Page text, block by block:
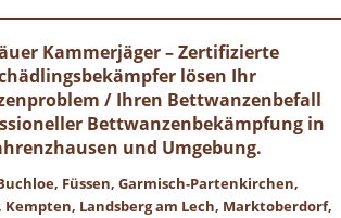
Kammerjäger – Zertifizierte
lösen Ihr
/ Ihren Bettwanzenbefall
Bettwanzenbekämpfung in
und Umgebung.
Füssen, Garmisch-Partenkirchen,
Landsberg am Lech, Marktoberdorf,